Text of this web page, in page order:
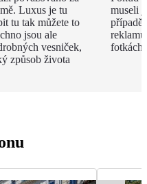
Luxus je tu
tu tak můžete to
jsou ale
vesniček,
způsob života
museli
případě
fotkách!